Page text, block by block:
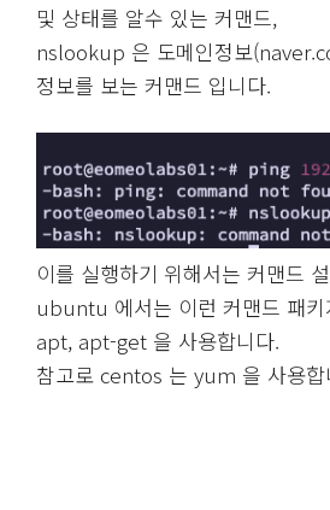
및 상태를 알수 있는 커맨드,
nslookup 은 도메인정보
정보를 보는 커맨드 입니다.
이를 실행하기 위해서는 커맨드
ubuntu 에서는 이런 커맨드 패키
apt, apt-get 을 사용합니다.
참고로 centos 는 yum 을 사용합